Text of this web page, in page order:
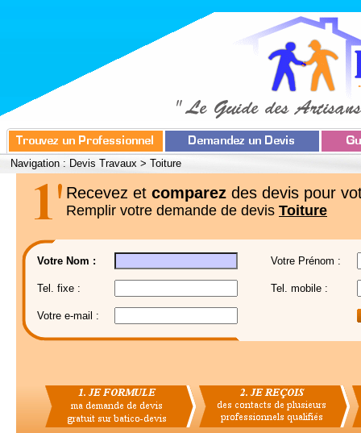
Navigation : Devis Travaux > Toiture
Recevez et comparez des devis pour
Remplir votre demande de devis Toiture
Votre Nom : Votre Prénom :
Tel. fixe : Tel. mobile :
Votre e-mail :